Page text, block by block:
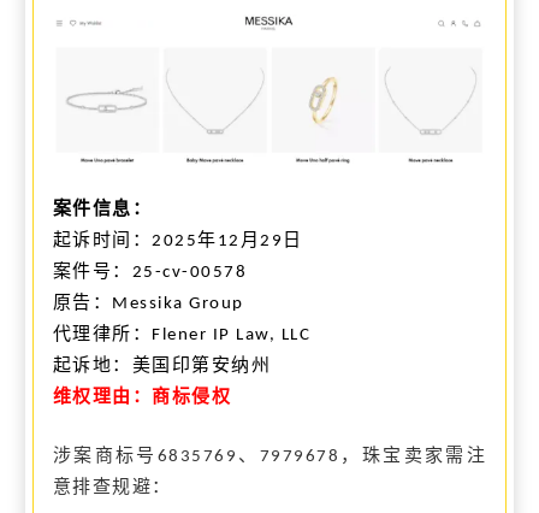
案件信息：
起诉时间： 2025年 12 月 29 日
案件号： 25-cv-00578
原告 ： Messika Group
代理律所： Flener IP Law, LLC
起诉地： 美国 印第安纳州
维权理由：商标侵权
涉案 商标号 6835769 、 7979678 ，珠宝卖家需注
意排查规避：